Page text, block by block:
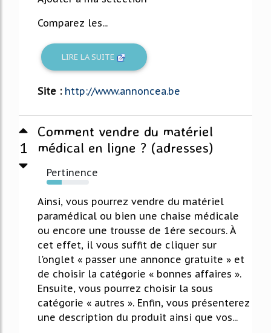
Comparez les...
LIRE LA SUITE
Site : http://www.annoncea.be
1
Comment vendre du matériel
médical en ligne ? (adresses)
Pertinence
35%
Ainsi, vous pourrez vendre du matériel
paramédical ou bien une chaise médicale
ou encore une trousse de 1ére secours. À
cet effet, il vous suffit de cliquer sur
l'onglet « passer une annonce gratuite » et
de choisir la catégorie « bonnes affaires ».
Ensuite, vous pourrez choisir la sous
catégorie « autres ». Enfin, vous présenterez
une description du produit ainsi que vos...